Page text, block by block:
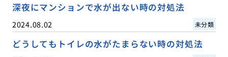
深夜にマンションで水が出ない時の対処法
2024.08.02 未分類
どうしてもトイレの水がたまらない時の対処法